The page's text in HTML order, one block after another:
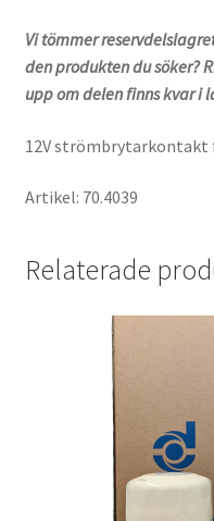
Vi tömmer
den produkten du söker?
upp om delen finns kvar i
12V strömbrytarkontakt
Artikel: 70.4039
Relaterade